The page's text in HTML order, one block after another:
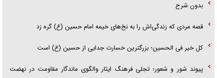
بدون شرح
قصه مردی که زندگی‌اش را به نخ‌های خیمه امام حسین (ع) گره زد
کل خیر فی الحسین؛ بزرگترین خسارت جدایی از حسین (ع) است
پیوند شور و شعور؛ تجلی فرهنگ ایثار والگوی ماندگار مقاومت در نهضت